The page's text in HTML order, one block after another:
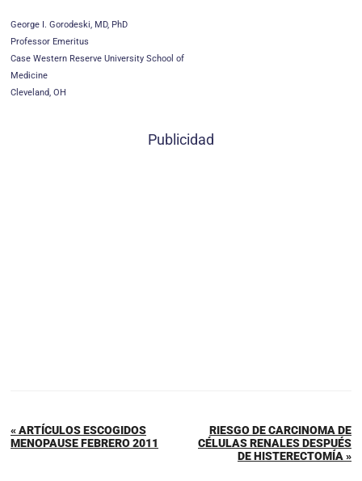
George I. Gorodeski, MD, PhD
Professor Emeritus
Case Western Reserve University School of
Medicine
Cleveland, OH
Publicidad
« ARTÍCULOS ESCOGIDOS
MENOPAUSE FEBRERO 2011
RIESGO DE CARCINOMA DE
CÉLULAS RENALES DESPUÉS
DE HISTERECTOMÍA »